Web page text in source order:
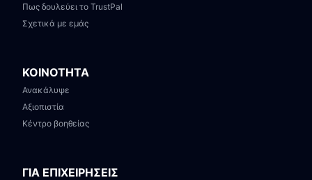
Πως δουλεύει το TrustPal
Σχετικά με εμάς
ΚΟΙΝΟΤΗΤΑ
Ανακάλυψε
Αξιοπιστία
Κέντρο βοηθείας
ΓΙΑ ΕΠΙΧΕΙΡΗΣΕΙΣ